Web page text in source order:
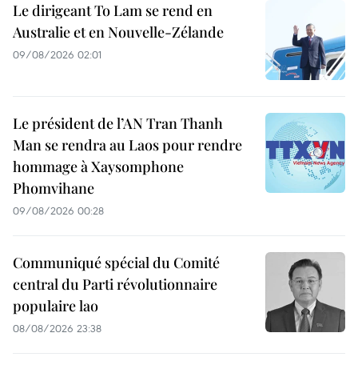
Le dirigeant To Lam se rend en
Australie et en Nouvelle-Zélande
09/08/2026 02:01
Le président de l’AN Tran Thanh
Man se rendra au Laos pour rendre
hommage à Xaysomphone
Phomvihane
09/08/2026 00:28
Communiqué spécial du Comité
central du Parti révolutionnaire
populaire lao
08/08/2026 23:38